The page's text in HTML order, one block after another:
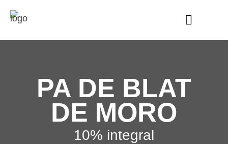
PA DE BLAT
DE MORO
10% integral